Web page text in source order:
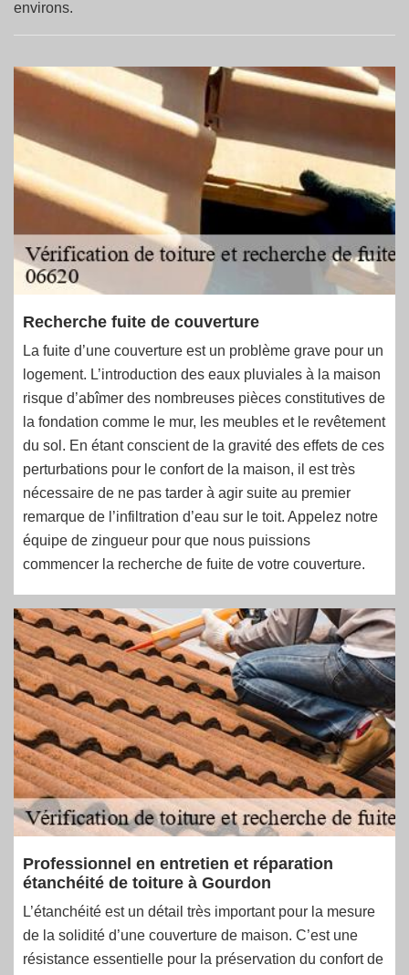
environs.
Recherche fuite de couverture
La fuite d’une couverture est un problème grave pour un
logement. L’introduction des eaux pluviales à la maison
risque d’abîmer des nombreuses pièces constitutives de
la fondation comme le mur, les meubles et le revêtement
du sol. En étant conscient de la gravité des effets de ces
perturbations pour le confort de la maison, il est très
nécessaire de ne pas tarder à agir suite au premier
remarque de l’infiltration d’eau sur le toit. Appelez notre
équipe de zingueur pour que nous puissions
commencer la recherche de fuite de votre couverture.
Professionnel en entretien et réparation
étanchéité de toiture à Gourdon
L’étanchéité est un détail très important pour la mesure
de la solidité d’une couverture de maison. C’est une
résistance essentielle pour la préservation du confort de